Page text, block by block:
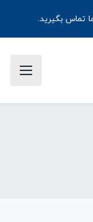
تماس بگیرید.